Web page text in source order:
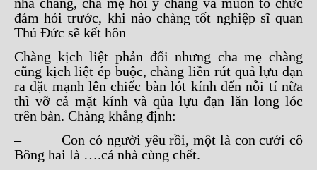
đám hỏi trước, khi nào chàng tốt nghiệp sĩ quan
Thủ Đức sẽ kết hôn
Chàng kịch liệt phản đối nhưng cha mẹ chàng
cũng kịch liệt ép buộc, chàng liền rút quả lựu đạn
ra đặt mạnh lên chiếc bàn lót kính đến nỗi tí nữa
thì vỡ cả mặt kính và qủa lựu đạn lăn long lóc
trên bàn. Chàng khẳng định:
– Con có người yêu rồi, một là con cưới cô
Bông hai là ….cả nhà cùng chết.